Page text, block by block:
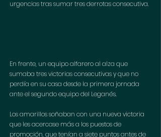
urgencias tras sumar tres derrotas consecutiva.
En frente, un equipo alfarero al alza que
sumaba tres victorias consecutivas y que no
perdía en su casa desde la primera jornada
ante el segundo equipo del Leganés.
Los amarillos soñaban con una nueva victoria
que les acercase más a los puestos de
promoción, que tenían a siete puntos antes de